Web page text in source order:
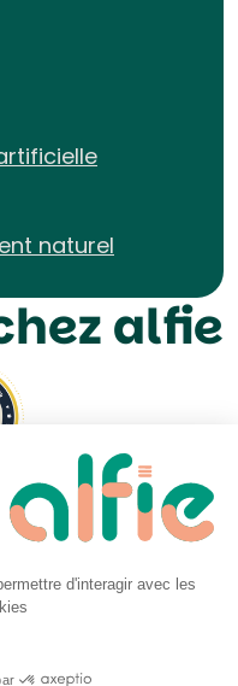
naturel
alfie
d'interagir avec les